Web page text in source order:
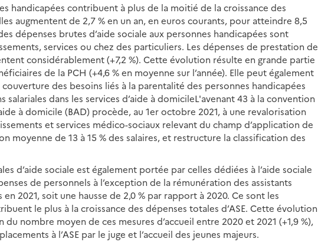
handicapées contribuent à plus de la moitié de la croissance des
augmentent de 2,7 % en un an, en euros courants, pour atteindre 8,5
dépenses brutes d’aide sociale aux personnes handicapées sont
services ou chez des particuliers. Les dépenses de prestation de
considérablement (+7,2 %). Cette évolution résulte en grande partie
de la PCH (+4,6 % en moyenne sur l’année). Elle peut également
des besoins liés à la parentalité des personnes handicapées
dans les services d’aide à domicileL'avenant 43 à la convention
à domicile (BAD) procède, au 1er octobre 2021, à une revalorisation
et services médico-sociaux relevant du champ d’application de
moyenne de 13 à 15 % des salaires, et restructure la classification des
d’aide sociale est également portée par celles dédiées à l’aide sociale
de personnels à l’exception de la rémunération des assistants
2021, soit une hausse de 2,0 % par rapport à 2020. Ce sont les
le plus à la croissance des dépenses totales d’ASE. Cette évolution
nombre moyen de ces mesures d’accueil entre 2020 et 2021 (+1,9 %),
à l’ASE par le juge et l’accueil des jeunes majeurs.